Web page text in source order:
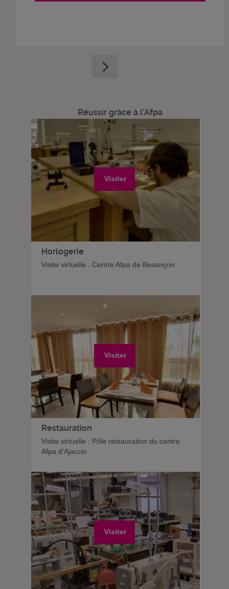
Réussir grâce à l'Afpa
Visiter
Horlogerie
Visite virtuelle : Centre Afpa de Besançon
Visiter
Restauration
Visite virtuelle : Pôle restauration du centre
Afpa d'Ajaccio
Visiter